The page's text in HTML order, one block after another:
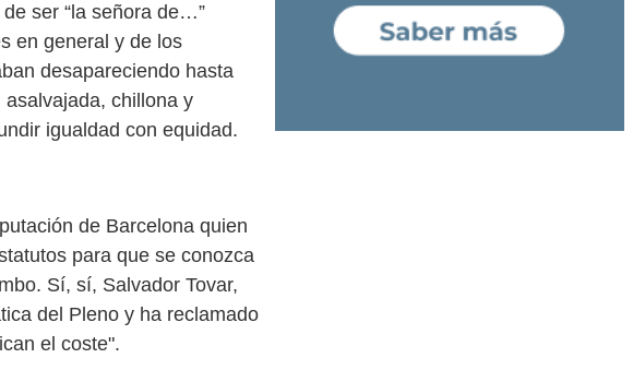
ser “la señora de…”
en general y de los
desapareciendo hasta
chillona y
igualdad con equidad.
de Barcelona quien
para que se conozca
Sí, sí, Salvador Tovar,
del Pleno y ha reclamado
el coste".